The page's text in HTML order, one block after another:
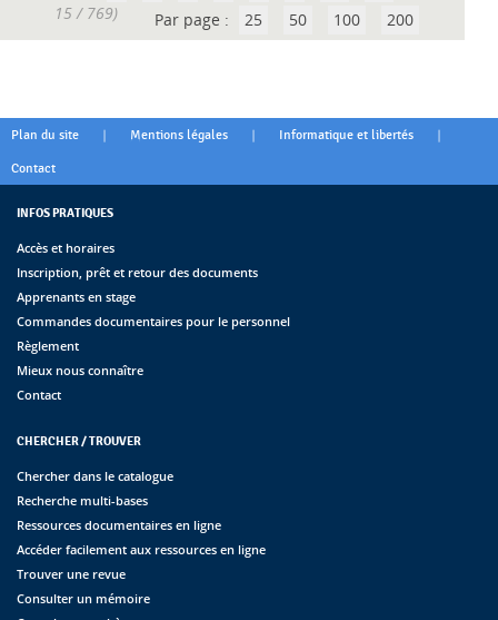
15 / 769)
Par page : 25 50 100 200
Plan du site | Mentions légales | Informatique et libertés |
Contact
INFOS PRATIQUES
Accès et horaires
Inscription, prêt et retour des documents
Apprenants en stage
Commandes documentaires pour le personnel
Règlement
Mieux nous connaître
Contact
CHERCHER / TROUVER
Chercher dans le catalogue
Recherche multi-bases
Ressources documentaires en ligne
Accéder facilement aux ressources en ligne
Trouver une revue
Consulter un mémoire